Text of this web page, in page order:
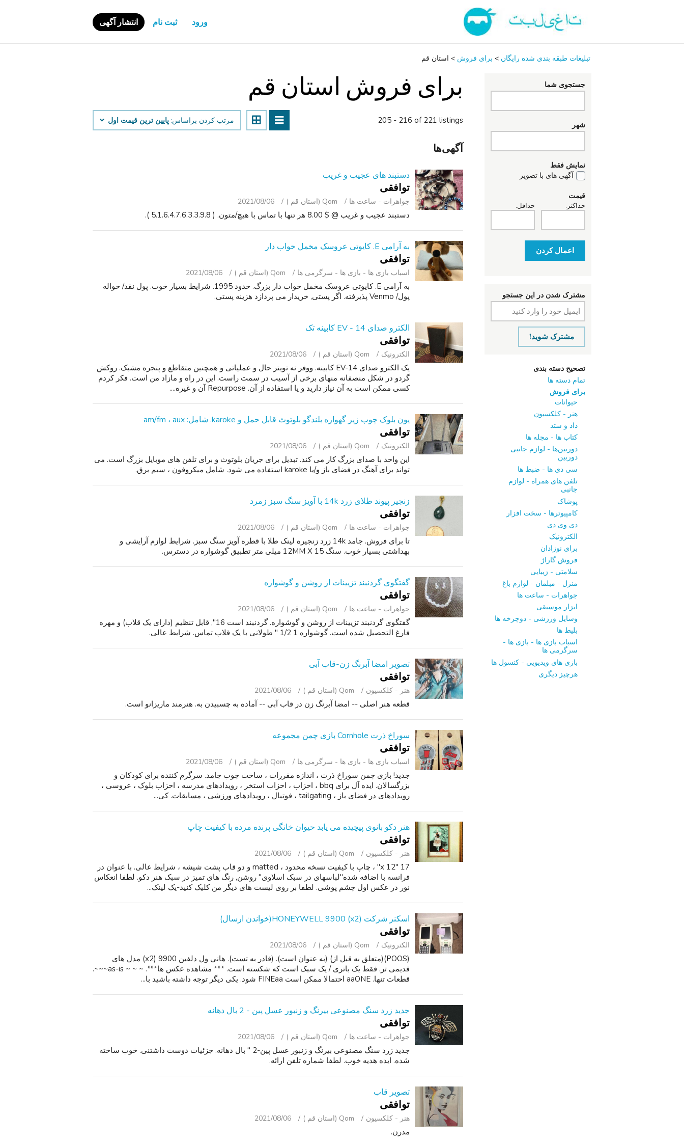
ورود ثبت نام انتشار آگهی
تبلیغات طبقه بندی شده رایگان > برای فروش > استان قم
جستجوی شما
شهر
نمایش فقط
آگهی های با تصویر
قیمت
حداقل. حداکثر.
اعمال کردن
مشترک شدن در این جستجو
مشترک شوید!
تصحیح دسته بندی
تمام دسته ها
برای فروش
حیوانات
هنر - کلکسیون
داد و ستد
کتاب‌ ها - مجله‌ ها
دوربین‌ها - لوازم جانبی
دوربین
سی ‌دی ‌ها - ضبط‌ ها
تلفن ‌های همراه - لوازم
جانبی
پوشاک
کامپیوترها - سخت ‌افزار
دی ‌وی ‌دی
الکترونیک
برای نوزادان
فروش گاراژ
سلامتی - زیبایی
منزل - مبلمان - لوازم باغ
جواهرات - ساعت ‌ها
ابزار موسیقی
وسایل ورزشی - دوچرخه ‌ها
بلیط‌ ها
اسباب‌ بازی ها - بازی ها -
سرگرمی ‌ها
بازی‌ های ویدیویی - کنسول‌ ها
هرچیز دیگری
برای فروش استان قم
205 - 216 of 221 listings مرتب کردن براساس: پایین ‌ترین قیمت اول
آگهی‌ها
دستبند های عجیب و غریب
توافقی
جواهرات - ساعت ‌ها Qom (استان قم ) 2021/08/06
دستبند عجیب و غریب @ $ 8.00 هر تنها با تماس با هیچ/متون. ( 5.1.6.4.7.6.3.3.9.8 ).
به آرامی E. کایوتی عروسک مخمل خواب دار
توافقی
اسباب‌ بازی ها - بازی ها - سرگرمی ‌ها Qom (استان قم ) 2021/08/06
به آرامی E. کایوتی عروسک مخمل خواب دار بزرگ. حدود 1995. شرایط بسیار خوب. پول نقد/ حواله
پول/ Venmo پذیرفته. اگر پستی, خریدار می پردازد هزینه پستی.
الکترو صدای EV - 14 کابینه تک
توافقی
الکترونیک Qom (استان قم ) 2021/08/06
یک الکترو صدای EV-14 کابینه. ووفر نه تویتر حال و عملیاتی و همچنین متقاطع و پنجره مشبک. روکش
گردو در شکل منصفانه منهای برخی از آسیب در سمت راست. این در راه و مازاد من است. فکر کردم
کسی ممکن است به آن نیاز دارید و یا استفاده از آن. Repurpose آن و غیره....
یون بلوک چوب زیر گهواره بلندگو بلوتوث قابل حمل و karoke. شامل: am/fm ، aux
توافقی
الکترونیک Qom (استان قم ) 2021/08/06
این واحد با صدای بزرگ کار می کند. تبدیل برای جریان بلوتوث و برای تلفن های موبایل بزرگ است. می
تواند برای آهنگ در فضای باز و/یا karoke استفاده می شود. شامل میکروفون ، سیم برق.
زنجیر پیوند طلای زرد 14k با آویز سنگ سبز زمرد
توافقی
جواهرات - ساعت ‌ها Qom (استان قم ) 2021/08/06
تا برای فروش. جامد 14k زرد زنجیره لینک طلا با قطره آویز سنگ سبز. شرایط لوازم آرایشی و
بهداشتی بسیار خوب. سنگ 12MM X 15 میلی متر تطبیق گوشواره در دسترس.
گفتگوی گردنبند تزیینات از روشن و گوشواره
توافقی
جواهرات - ساعت ‌ها Qom (استان قم ) 2021/08/06
گفتگوی گردنبند تزیینات از روشن و گوشواره. گردنبند است 16", قابل تنظیم (دارای یک قلاب) و مهره
فارغ التحصیل شده است. گوشواره 1 1/2 " طولانی با یک قلاب تماس. شرایط عالی.
تصویر امضا آبرنگ زن-قاب آبی
توافقی
هنر - کلکسیون Qom (استان قم ) 2021/08/06
قطعه هنر اصلی -- امضا آبرنگ زن در قاب آبی -- آماده به چسبیدن به. هنرمند ماریزانو است.
سوراخ ذرت Cornhole بازی چمن مجموعه
توافقی
اسباب‌ بازی ها - بازی ها - سرگرمی ‌ها Qom (استان قم ) 2021/08/06
جدید! بازی چمن سوراخ ذرت ، اندازه مقررات ، ساخت چوب جامد. سرگرم کننده برای کودکان و
بزرگسالان. ایده آل برای bbq ، احزاب ، احزاب استخر ، رویدادهای مدرسه ، احزاب بلوک ، عروسی ،
رویدادهای در فضای باز ، tailgating ، فوتبال ، رویدادهای ورزشی ، مسابقات. کی...
هنر دکو بانوی پیچیده می یابد حیوان خانگی پرنده مرده با کیفیت چاپ
توافقی
هنر - کلکسیون Qom (استان قم ) 2021/08/06
17 "x 12" ، چاپ با کیفیت نسخه محدود ، matted و دو قاب پشت شیشه ، شرایط عالی. با عنوان در
فرانسه با اضافه شده"لباسهای در سبک اسلاوی" روشن, رنگ های تمیز در سبک هنر دکو. لطفا انعکاس
نور در عکس اول چشم پوشی. لطفا بر روی لیست های دیگر من کلیک کنید-یک لینک...
اسکنر شرکت HONEYWELL 9900 (x2)(خواندن ارسال)
توافقی
الکترونیک Qom (استان قم ) 2021/08/06
(POOS)(متعلق به قبل از) (به عنوان است). (قادر به تست). هاني ول دلفین 9900 (x2) مدل های
قدیمی تر. فقط یک باتری / یک سبک است که شکسته است. *** مشاهده عکس ها***. ~ ~ ~ as-is~~~.
قطعات تنها. aaONE احتمالا ممکن است FINEaa شود. یکی دیگر توجه داشته باشید با...
جدید زرد سنگ مصنوعی بیرنگ و زنبور عسل پین - 2 بال دهانه
توافقی
جواهرات - ساعت ‌ها Qom (استان قم ) 2021/08/06
جدید زرد سنگ مصنوعی بیرنگ و زنبور عسل پین-2 " بال دهانه. جزئیات دوست داشتنی. خوب ساخته
شده. ایده هدیه خوب. لطفا شماره تلفن ارائه.
تصویر قاب
توافقی
هنر - کلکسیون Qom (استان قم ) 2021/08/06
مدرن.